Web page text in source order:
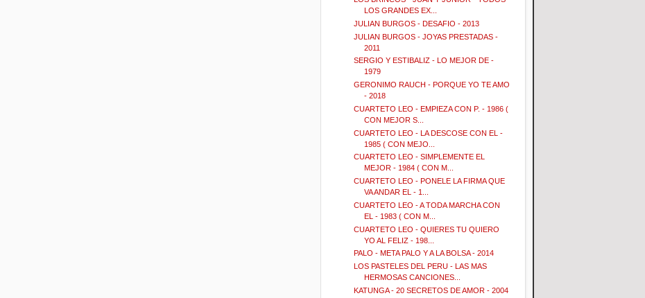
LOS GRANDES EX...
JULIAN BURGOS - DESAFIO - 2013
JULIAN BURGOS - JOYAS PRESTADAS -
2011
SERGIO Y ESTIBALIZ - LO MEJOR DE -
1979
GERONIMO RAUCH - PORQUE YO TE AMO
- 2018
CUARTETO LEO - EMPIEZA CON P. - 1986 (
CON MEJOR S...
CUARTETO LEO - LA DESCOSE CON EL -
1985 ( CON MEJO...
CUARTETO LEO - SIMPLEMENTE EL
MEJOR - 1984 ( CON M...
CUARTETO LEO - PONELE LA FIRMA QUE
VA ANDAR EL - 1...
CUARTETO LEO - A TODA MARCHA CON
EL - 1983 ( CON M...
CUARTETO LEO - QUIERES TU QUIERO
YO AL FELIZ - 198...
PALO - META PALO Y A LA BOLSA - 2014
LOS PASTELES DEL PERU - LAS MAS
HERMOSAS CANCIONES...
KATUNGA - 20 SECRETOS DE AMOR - 2004